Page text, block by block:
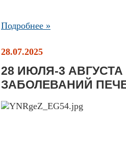
Подробнее »
28.07.2025
28 ИЮЛЯ-3
ЗАБОЛЕВАНИЙ